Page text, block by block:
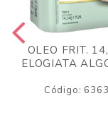
OLEO FRIT.
ELOGIATA
Código: